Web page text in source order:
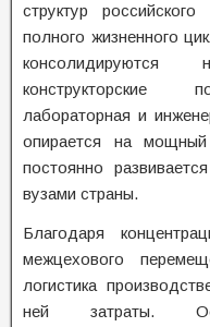
структур
полного жизненного
консолидируются
конструкторские
лабораторная и
опирается на
постоянно
вузами страны.
Благодаря
межцехового
логистика
ней затраты.